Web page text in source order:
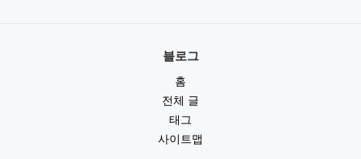
블로그
홈
전체 글
태그
사이트맵